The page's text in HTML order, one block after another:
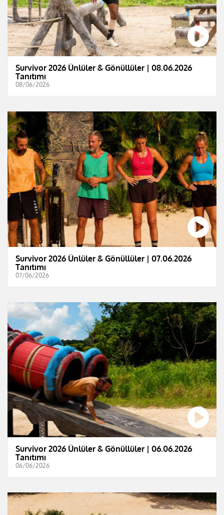
Survivor 2026 Ünlüler & Gönüllüler | 08.06.2026
Tanıtımı
08/06/2026
Survivor 2026 Ünlüler & Gönüllüler | 07.06.2026
Tanıtımı
07/06/2026
Survivor 2026 Ünlüler & Gönüllüler | 06.06.2026
Tanıtımı
06/06/2026